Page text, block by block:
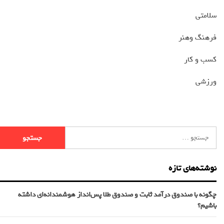
سلامتی
فرهنگ وهنر
کسب و کار
ورزشی
نوشته‌های تازه
چگونه با صندوق درآمد ثابت و صندوق طلا پس‌انداز هوشمندانه‌ای داشته
باشیم؟